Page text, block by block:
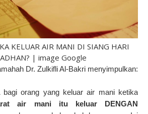
KELUAR AIR MANI DI SIANG HARI
| image Google
Dr. Zulkifli Al-Bakri menyimpulkan:
bagi orang yang keluar air mani ketika
air mani itu keluar DENGAN